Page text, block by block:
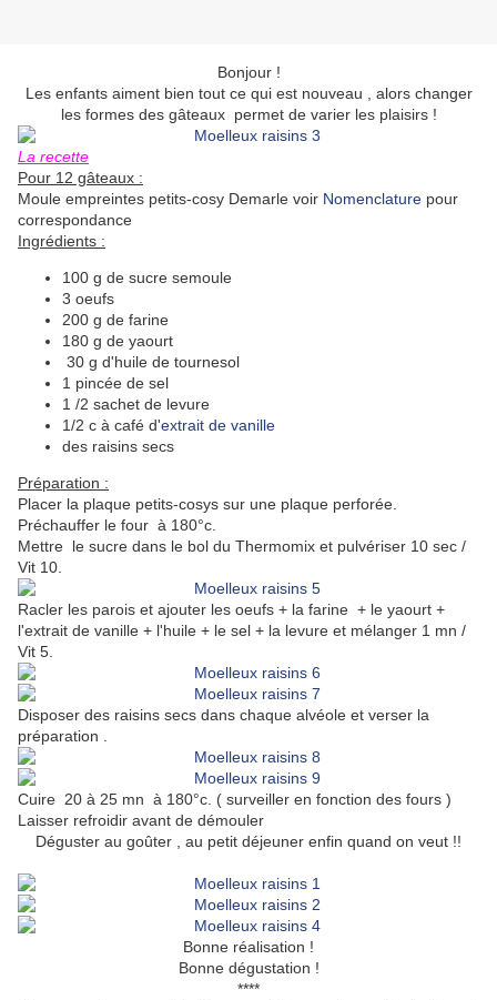
Bonjour !
Les enfants aiment bien tout ce qui est nouveau , alors changer
les formes des gâteaux permet de varier les plaisirs !
La recette
Pour 12 gâteaux :
Moule empreintes petits-cosy Demarle voir Nomenclature pour
correspondance
Ingrédients :
100 g de sucre semoule
3 oeufs
200 g de farine
180 g de yaourt
30 g d'huile de tournesol
1 pincée de sel
1 /2 sachet de levure
1/2 c à café d'extrait de vanille
des raisins secs
Préparation :
Placer la plaque petits-cosys sur une plaque perforée.
Préchauffer le four à 180°c.
Mettre le sucre dans le bol du Thermomix et pulvériser 10 sec /
Vit 10.
Racler les parois et ajouter les oeufs + la farine + le yaourt +
l'extrait de vanille + l'huile + le sel + la levure et mélanger 1 mn /
Vit 5.
Disposer des raisins secs dans chaque alvéole et verser la
préparation .
Cuire 20 à 25 mn à 180°c. ( surveiller en fonction des fours )
Laisser refroidir avant de démouler
Déguster au goûter , au petit déjeuner enfin quand on veut !!
Bonne réalisation !
Bonne dégustation !
****